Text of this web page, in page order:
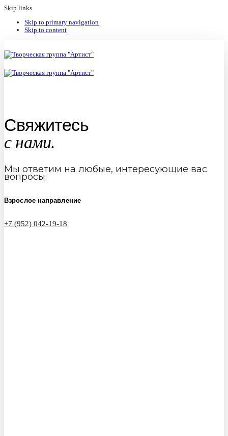
Skip links
Skip to primary navigation
Skip to content
Свяжитесь
с нами.
Мы ответим на любые, интересующие вас
вопросы.
Взрослое направление
+7 (952) 042-19-18